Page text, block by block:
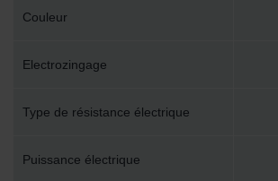
Couleur
Electrozingage
Type de résistance électrique
Puissance électrique